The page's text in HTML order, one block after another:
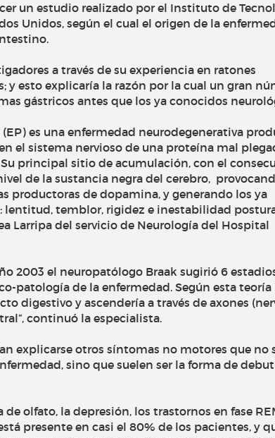
un estudio realizado por el Instituto de
Unidos, según el cual el origen de la
a través de su experiencia en ratones
y esto explicaría la razón por la cual un gran
gástricos antes que los ya conocidos
es una enfermedad neurodegenerativa
el sistema nervioso de una proteína mal
principal sitio de acumulación, con el
de la sustancia negra del cerebro,
productoras de dopamina, y generando los ya
temblor, rigidez e inestabilidad
Larripa del servicio de Neurología del Hospital
2003 el neuropatólogo Braak sugirió 6
patología de la enfermedad. Según esta teoría
digestivo y ascendería a través de axones
continuó la especialista.
explicarse otros síntomas no motores que no
sino que suelen ser la forma de
olfato, la depresión, los trastornos en fase
presente en casi el 80% de los pacientes, y